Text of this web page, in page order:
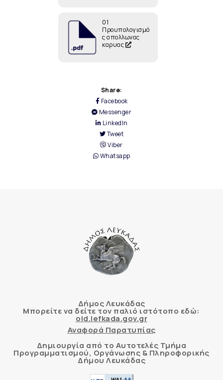
01
Προυπολογισμό
ς απολλωνας
καρυας
Share:
Facebook
Messenger
LinkedIn
Tweet
Viber
Whatsapp
Δήμος Λευκάδας
Μπορείτε να δείτε τον παλιό ιστότοπο εδώ:
old.lefkada.gov.gr
Αναφορά Παρατυπίας
Δημιουργία από το Αυτοτελές Τμήμα
Προγραμματισμού, Οργάνωσης & Πληροφορικής
Δήμου Λευκάδας